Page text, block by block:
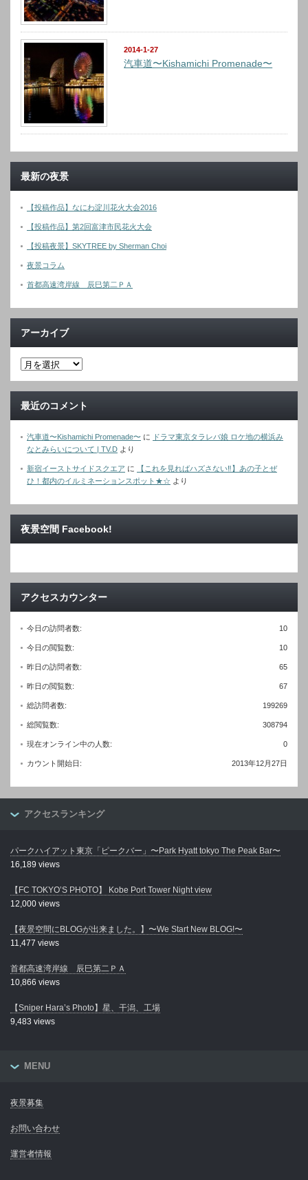
2014-1-27
汽車道〜Kishamichi Promenade〜
最新の夜景
【投稿作品】なにわ淀川花火大会2016
【投稿作品】第2回富津市民花火大会
【投稿夜景】SKYTREE by Sherman Choi
夜景コラム
首都高速湾岸線 辰巳第二ＰＡ
アーカイブ
最近のコメント
汽車道〜Kishamichi Promenade〜 に
ドラマ東京タラレバ娘 ロケ地の横浜み
なとみらいについて | TV.D より
新宿イーストサイドスクエア に
【これを見ればハズさない‼︎】あの子とぜ
ひ！都内のイルミネーションスポット★☆ より
夜景空間 Facebook!
アクセスカウンター
10
今日の訪問者数:
10
今日の閲覧数:
65
昨日の訪問者数:
67
昨日の閲覧数:
199269
総訪問者数:
308794
総閲覧数:
0
現在オンライン中の人数:
2013年12月27日
カウント開始日:
アクセスランキング
パークハイアット東京「ピークバー」〜Park Hyatt tokyo The Peak Bar〜
16,189 views
【FC TOKYO’S PHOTO】 Kobe Port Tower Night view
12,000 views
【夜景空間にBLOGが出来ました。】〜We Start New BLOG!〜
11,477 views
首都高速湾岸線 辰巳第二ＰＡ
10,866 views
【Sniper Hara’s Photo】星、干潟、工場
9,483 views
MENU
夜景募集
お問い合わせ
運営者情報